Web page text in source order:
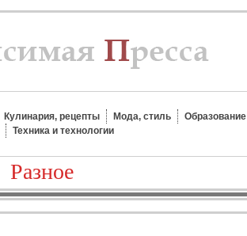
Кулинария, рецепты Мода, стиль Образование
Техника и технологии
Разное